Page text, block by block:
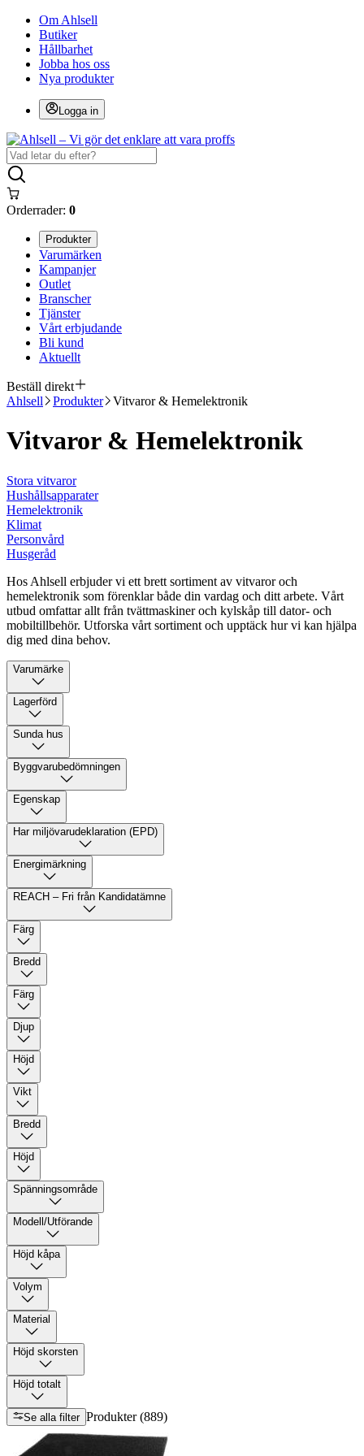
Om Ahlsell
Butiker
Hållbarhet
Jobba hos oss
Nya produkter
Logga in
Orderrader: 0
Produkter
Varumärken
Kampanjer
Outlet
Branscher
Tjänster
Vårt erbjudande
Bli kund
Aktuellt
Beställ direkt
Ahlsell
Produkter Vitvaror & Hemelektronik
Vitvaror & Hemelektronik
Stora vitvaror
Hushållsapparater
Hemelektronik
Klimat
Personvård
Husgeråd
Hos Ahlsell erbjuder vi ett brett sortiment av vitvaror och
hemelektronik som förenklar både din vardag och ditt arbete. Vårt
utbud omfattar allt från tvättmaskiner och kylskåp till dator- och
mobiltillbehör. Utforska vårt sortiment och upptäck hur vi kan hjälpa
dig med dina behov.
Varumärke
Lagerförd
Sunda hus
Byggvarubedömningen
Egenskap
Har miljövarudeklaration (EPD)
Energimärkning
REACH – Fri från Kandidatämne
Färg
Bredd
Färg
Djup
Höjd
Vikt
Bredd
Höjd
Spänningsområde
Modell/Utförande
Höjd kåpa
Volym
Material
Höjd skorsten
Höjd totalt
Se alla filter Produkter (889)